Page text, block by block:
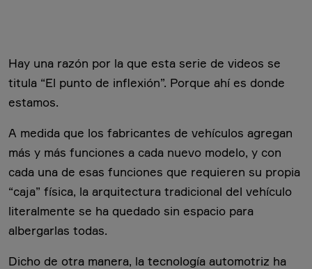
Hay una razón por la que esta serie de videos se
titula “El punto de inflexión”. Porque ahí es donde
estamos.
A medida que los fabricantes de vehículos agregan
más y más funciones a cada nuevo modelo, y con
cada una de esas funciones que requieren su propia
“caja” física, la arquitectura tradicional del vehículo
literalmente se ha quedado sin espacio para
albergarlas todas.
Dicho de otra manera, la tecnología automotriz ha